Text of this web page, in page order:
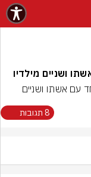
ושניים מילדיו
8 תגובות